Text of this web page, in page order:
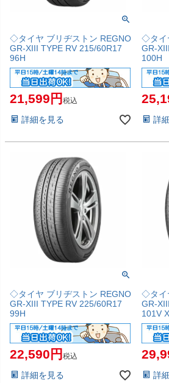
◇タイヤ ブリヂストン REGNO
GR-XIII TYPE RV 215/60R17
96H
21,599 税込
詳細を見る
◇タイ
GR-
100H
詳
◇タイヤ ブリヂストン REGNO
GR-XIII TYPE RV 225/60R17
99H
22,590 税込
詳細を見る
◇タイ
GR-
101V
詳